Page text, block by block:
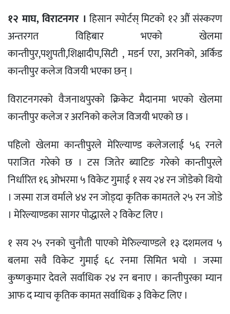
१२ माघ, विराटनगर । हिसान स्पोर्टस् मिटको १२ औं संस्करण
अन्तरगत विहिबार भएको खेलमा
कान्तीपुर,पशुपती,शिक्षादीप,सिटी , मडर्न एरा, अरनिको, अर्किड
कान्तीपुर कलेज विजयी भएका छन् ।
विराटनगरको वैजनाथपुरको क्रिकेट मैदानमा भएको खेलमा
कान्तीपुर कलेज र अरनिको कलेज विजयी भएको छ ।
पहिलो खेलमा कान्तीपुरले मेरिल्याण्ड कलेजलाई ५६ रनले
पराजित गरेको छ । टस जितेर ब्याटिङ गरेको कान्तीपुरले
निर्धारित १६ ओभरमा ५ विकेट गुमाई १ सय २४ रन जोडेको थियो
। जस्मा राज वर्माले ४४ रन जोड्दा कृतिक कामतले २५ रन जोडे
। मेरिल्याण्डका सागर पोद्धारले २ विकेट लिए ।
१ सय २५ रनको चुनौती पाएको मेरिुल्याण्डले १३ दशमलव ५
बलमा सवै विकेट गुमाई ६८ रनमा सिमित भयो । जस्मा
कुष्णकुमार देवले सर्वाधिक २४ रन बनाए । कान्तीपुरका म्यान
आफ द म्याच कृतिक कामत सर्वाधिक ३ विकेट लिए ।